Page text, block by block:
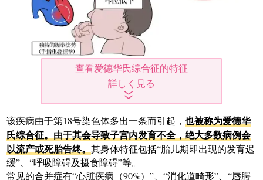
查看爱德华氏综合征的特征
该疾病由于第18号染色体多出一条而引起，也被称为爱德华
氏综合征。由于其会导致子宫内发育不全，绝大多数病例会
以流产或死胎告终。其身体特征包括“胎儿期即出现的发育迟
缓”、“呼吸障碍及摄食障碍”等。
常见的合并症有“心脏疾病（90%）”、“消化道畸形”、“唇腭